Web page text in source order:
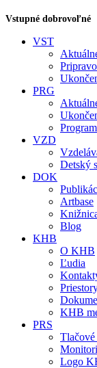
Vstupné dobrovoľné
VST
PRG
VZD
Detský
DOK
Artbase
Blog
KHB
O KHB
Ľudia
KHB
PRS
Logo